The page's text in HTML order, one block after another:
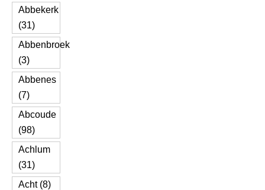
Abbekerk
(31)
Abbenbroek
(3)
Abbenes
(7)
Abcoude
(98)
Achlum
(31)
Acht (8)